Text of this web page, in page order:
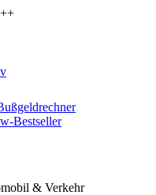
Bestseller
& Verkehr